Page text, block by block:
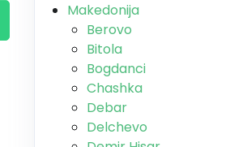
Makedonija
Berovo
Bitola
Bogdanci
Chashka
Debar
Delchevo